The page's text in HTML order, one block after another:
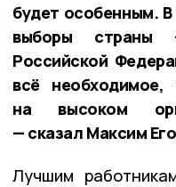
будет особенным.
выборы страны
Российской
всё
на высоком
— сказал Максим
Лучшим